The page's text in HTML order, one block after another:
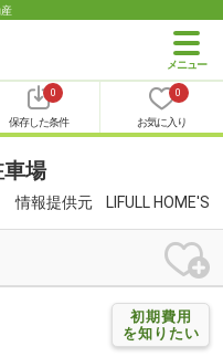
0
保存した条件
0
お気に入り
場
情報提供元 LIFULL HOME'S
初期費用
を知りたい